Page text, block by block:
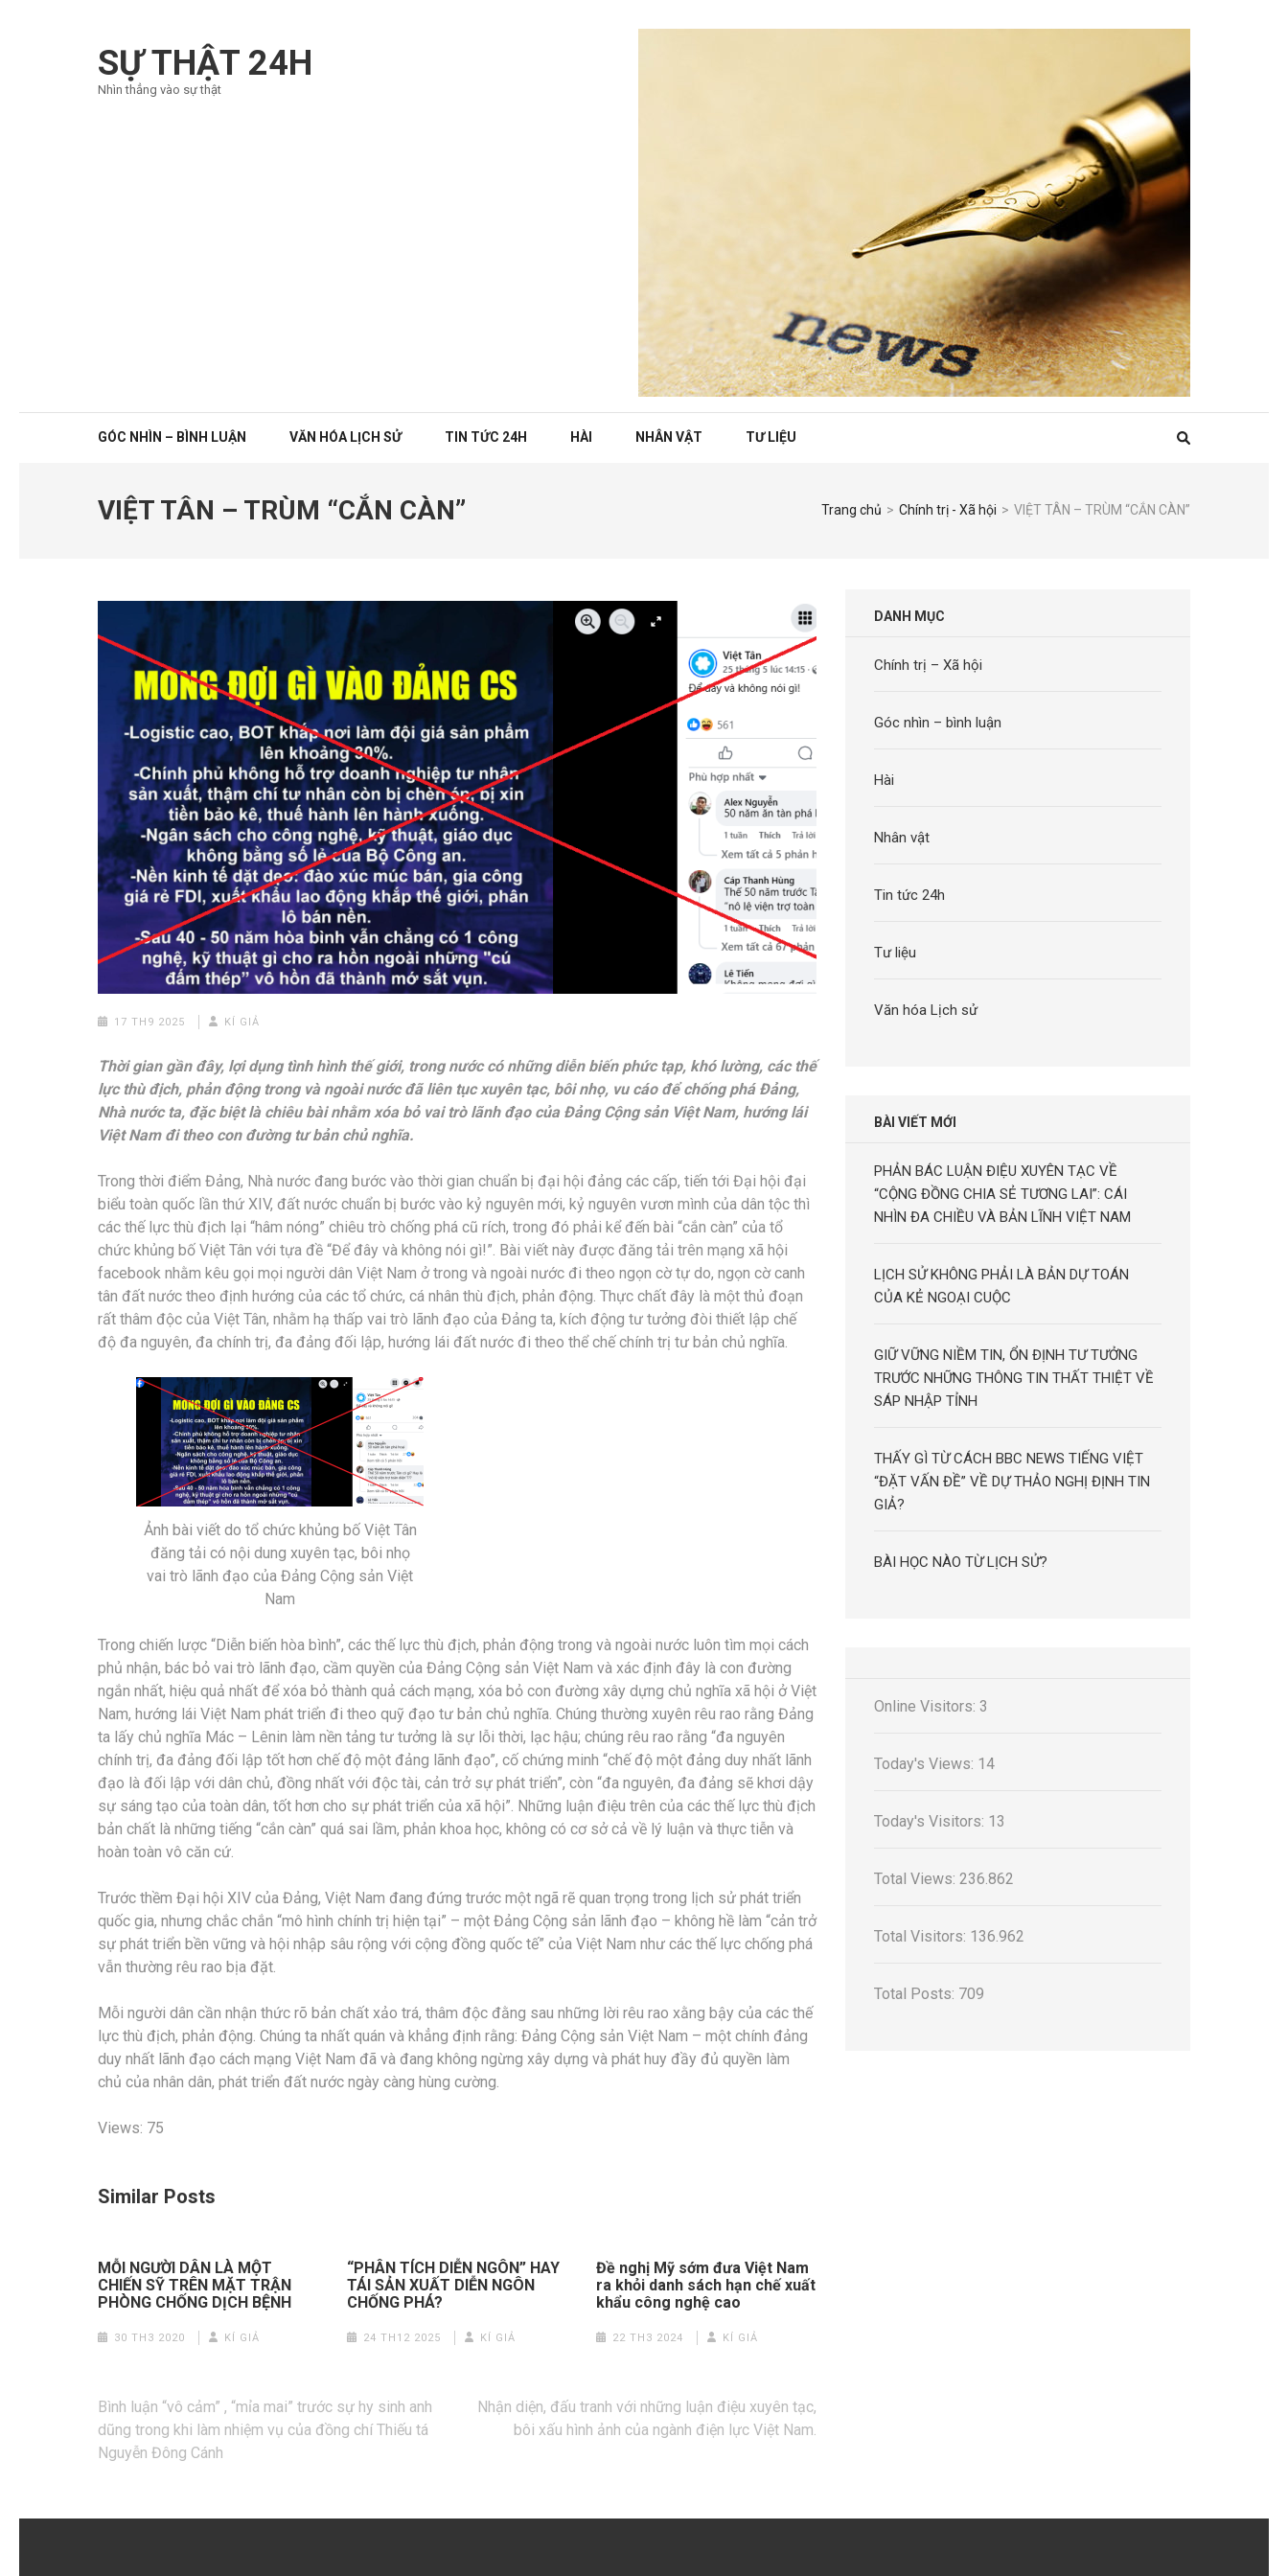
SỰ THẬT 24H
Nhìn thẳng vào sự thật
GÓC NHÌN – BÌNH LUẬN VĂN HÓA LỊCH SỬ TIN TỨC 24H HÀI NHÂN VẬT TƯ LIỆU
VIỆT TÂN – TRÙM “CẮN CÀN” Trang chủ > Chính trị - Xã hội > VIỆT TÂN – TRÙM “CẮN CÀN”
17 TH9 2025 KÍ GIẢ
Thời gian gần đây, lợi dụng tình hình thế giới, trong nước có những diễn biến phức tạp, khó lường, các thế
lực thù địch, phản động trong và ngoài nước đã liên tục xuyên tạc, bôi nhọ, vu cáo để chống phá Đảng,
Nhà nước ta, đặc biệt là chiêu bài nhằm xóa bỏ vai trò lãnh đạo của Đảng Cộng sản Việt Nam, hướng lái
Việt Nam đi theo con đường tư bản chủ nghĩa.
Trong thời điểm Đảng, Nhà nước đang bước vào thời gian chuẩn bị đại hội đảng các cấp, tiến tới Đại hội đại
biểu toàn quốc lần thứ XIV, đất nước chuẩn bị bước vào kỷ nguyên mới, kỷ nguyên vươn mình của dân tộc thì
các thế lực thù địch lại “hâm nóng” chiêu trò chống phá cũ rích, trong đó phải kể đến bài “cắn càn” của tổ
chức khủng bố Việt Tân với tựa đề “Để đây và không nói gì!”. Bài viết này được đăng tải trên mạng xã hội
facebook nhằm kêu gọi mọi người dân Việt Nam ở trong và ngoài nước đi theo ngọn cờ tự do, ngọn cờ canh
tân đất nước theo định hướng của các tổ chức, cá nhân thù địch, phản động. Thực chất đây là một thủ đoạn
rất thâm độc của Việt Tân, nhằm hạ thấp vai trò lãnh đạo của Đảng ta, kích động tư tưởng đòi thiết lập chế
độ đa nguyên, đa chính trị, đa đảng đối lập, hướng lái đất nước đi theo thể chế chính trị tư bản chủ nghĩa.
Ảnh bài viết do tổ chức khủng bố Việt Tân
đăng tải có nội dung xuyên tạc, bôi nhọ
vai trò lãnh đạo của Đảng Cộng sản Việt
Nam
Trong chiến lược “Diễn biến hòa bình”, các thế lực thù địch, phản động trong và ngoài nước luôn tìm mọi cách
phủ nhận, bác bỏ vai trò lãnh đạo, cầm quyền của Đảng Cộng sản Việt Nam và xác định đây là con đường
ngắn nhất, hiệu quả nhất để xóa bỏ thành quả cách mạng, xóa bỏ con đường xây dựng chủ nghĩa xã hội ở Việt
Nam, hướng lái Việt Nam phát triển đi theo quỹ đạo tư bản chủ nghĩa. Chúng thường xuyên rêu rao rằng Đảng
ta lấy chủ nghĩa Mác – Lênin làm nền tảng tư tưởng là sự lỗi thời, lạc hậu; chúng rêu rao rằng “đa nguyên
chính trị, đa đảng đối lập tốt hơn chế độ một đảng lãnh đạo”, cố chứng minh “chế độ một đảng duy nhất lãnh
đạo là đối lập với dân chủ, đồng nhất với độc tài, cản trở sự phát triển”, còn “đa nguyên, đa đảng sẽ khơi dậy
sự sáng tạo của toàn dân, tốt hơn cho sự phát triển của xã hội”. Những luận điệu trên của các thế lực thù địch
bản chất là những tiếng “cắn càn” quá sai lầm, phản khoa học, không có cơ sở cả về lý luận và thực tiễn và
hoàn toàn vô căn cứ.
Trước thềm Đại hội XIV của Đảng, Việt Nam đang đứng trước một ngã rẽ quan trọng trong lịch sử phát triển
quốc gia, nhưng chắc chắn “mô hình chính trị hiện tại” – một Đảng Cộng sản lãnh đạo – không hề làm “cản trở
sự phát triển bền vững và hội nhập sâu rộng với cộng đồng quốc tế” của Việt Nam như các thế lực chống phá
vẫn thường rêu rao bịa đặt.
Mỗi người dân cần nhận thức rõ bản chất xảo trá, thâm độc đằng sau những lời rêu rao xằng bậy của các thế
lực thù địch, phản động. Chúng ta nhất quán và khẳng định rằng: Đảng Cộng sản Việt Nam – một chính đảng
duy nhất lãnh đạo cách mạng Việt Nam đã và đang không ngừng xây dựng và phát huy đầy đủ quyền làm
chủ của nhân dân, phát triển đất nước ngày càng hùng cường.
Views: 75
Similar Posts
MỖI NGƯỜI DÂN LÀ MỘT
CHIẾN SỸ TRÊN MẶT TRẬN
PHÒNG CHỐNG DỊCH BỆNH
30 TH3 2020 KÍ GIẢ
“PHÂN TÍCH DIỄN NGÔN” HAY
TÁI SẢN XUẤT DIỄN NGÔN
CHỐNG PHÁ?
24 TH12 2025 KÍ GIẢ
Đề nghị Mỹ sớm đưa Việt Nam
ra khỏi danh sách hạn chế xuất
khẩu công nghệ cao
22 TH3 2024 KÍ GIẢ
Điều
hướng
bài
Bình luận “vô cảm” , “mỉa mai” trước sự hy sinh anh
dũng trong khi làm nhiệm vụ của đồng chí Thiếu tá
Nguyễn Đông Cánh
Nhận diện, đấu tranh với những luận điệu xuyên tạc,
bôi xấu hình ảnh của ngành điện lực Việt Nam.
DANH MỤC
Chính trị – Xã hội
Góc nhìn – bình luận
Hài
Nhân vật
Tin tức 24h
Tư liệu
Văn hóa Lịch sử
BÀI VIẾT MỚI
PHẢN BÁC LUẬN ĐIỆU XUYÊN TẠC VỀ
“CỘNG ĐỒNG CHIA SẺ TƯƠNG LAI”: CÁI
NHÌN ĐA CHIỀU VÀ BẢN LĨNH VIỆT NAM
LỊCH SỬ KHÔNG PHẢI LÀ BẢN DỰ TOÁN
CỦA KẺ NGOẠI CUỘC
GIỮ VỮNG NIỀM TIN, ỔN ĐỊNH TƯ TƯỞNG
TRƯỚC NHỮNG THÔNG TIN THẤT THIỆT VỀ
SÁP NHẬP TỈNH
THẤY GÌ TỪ CÁCH BBC NEWS TIẾNG VIỆT
“ĐẶT VẤN ĐỀ” VỀ DỰ THẢO NGHỊ ĐỊNH TIN
GIẢ?
BÀI HỌC NÀO TỪ LỊCH SỬ?
Online Visitors:3
Today's Views: 14
Today's Visitors: 13
Total Views:236.862
Total Visitors: 136.962
Total Posts: 709